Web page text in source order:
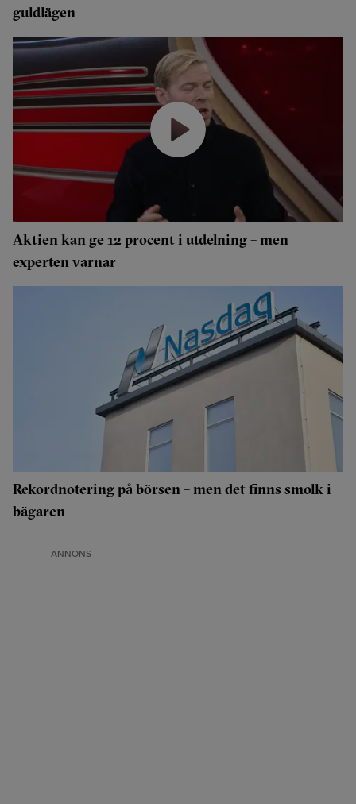
guldlägen
Aktien kan ge 12 procent i utdelning – men
experten varnar
Rekordnotering på börsen – men det finns smolk i
bägaren
ANNONS